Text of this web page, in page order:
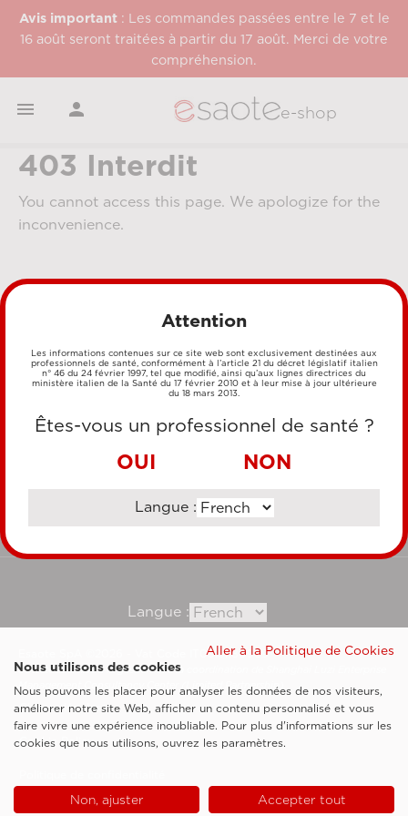
Avis important: Les commandes passées entre le 7 et le
16 août seront traitées à partir du 17 août. Merci de votre
compréhension.
  e-shop
403 Interdit
You cannot access this page. We apologize for the
inconvenience.
MÉTHODES DE PAIEMENT
VIREMENT BANCAIRE
Langue :
Esaote SpA ©2026 - Vat Code IT05131180969
Société soumise à la gestion et à la coordination de Shanghai Luzi Enterprise
Management Consultancy Center (Limited Partnership)
Clauses légales
Cookie Policy
Attention
Les informations contenues sur ce site web sont exclusivement destinées aux
professionnels de santé, conformément à l’article 21 du décret législatif italien
n° 46 du 24 février 1997, tel que modifié, ainsi qu’aux lignes directrices du
ministère italien de la Santé du 17 février 2010 et à leur mise à jour ultérieure
du 18 mars 2013.
Êtes-vous un professionnel de santé ?
OUI NON
Langue :
Aller à la Politique de Cookies
Nous utilisons des cookies
Nous pouvons les placer pour analyser les données de nos visiteurs,
améliorer notre site Web, afficher un contenu personnalisé et vous
faire vivre une expérience inoubliable. Pour plus d'informations sur les
cookies que nous utilisons, ouvrez les paramètres.
Non, ajuster Accepter tout